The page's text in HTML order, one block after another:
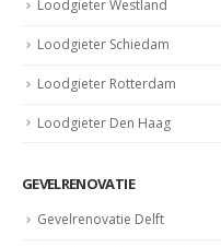
Loodgieter Westland
Loodgieter Schiedam
Loodgieter Rotterdam
Loodgieter Den Haag
GEVELRENOVATIE
Gevelrenovatie Delft